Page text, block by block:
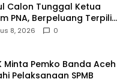
Calon Tunggal Ketua
PNA, Berpeluang Terpilih
8, 2026 0
Minta Pemko Banda Aceh
Pelaksanaan SPMB